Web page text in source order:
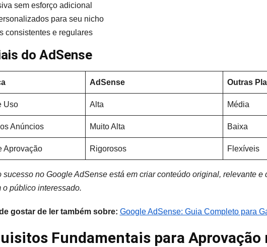
sem esforço adicional
para seu nicho
consistentes e regulares
do AdSense
AdSense Outras
Uso Alta Média
Anúncios Muito Alta Baixa
Aprovação Rigorosos Flexíveis
sucesso no Google AdSense está em criar conteúdo original, relevante e
o público interessado.
gostar de ler também sobre: Google AdSense: Guia Completo para
Fundamentais para Aprovação